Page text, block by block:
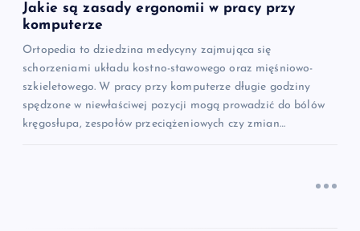
s
u
Jakie są zasady ergonomii w pracy przy
komputerze
Ortopedia to dziedzina medycyny zajmująca się
schorzeniami układu kostno-stawowego oraz mięśniowo-
szkieletowego. W pracy przy komputerze długie godziny
spędzone w niewłaściwej pozycji mogą prowadzić do bólów
kręgosłupa, zespołów przeciążeniowych czy zmian…